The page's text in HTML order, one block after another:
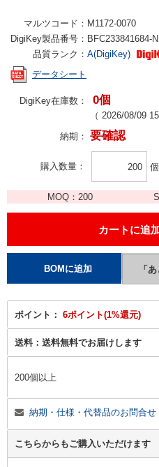
マルツコード： M1172-0070
DigiKey製品番号： BFC233841684-
品質ランク： A(DigiKey)
データシート
DigiKey在庫数： 0個
（ 2026/08/09
納期： 要確認
購入数量 個
MOQ：200
ポイント： 6ポイント(1%還元)
送料： 送料無料でお届けします
200個以上
納期・仕様・代替品のお問合せ
こちらからもご購入いただけます